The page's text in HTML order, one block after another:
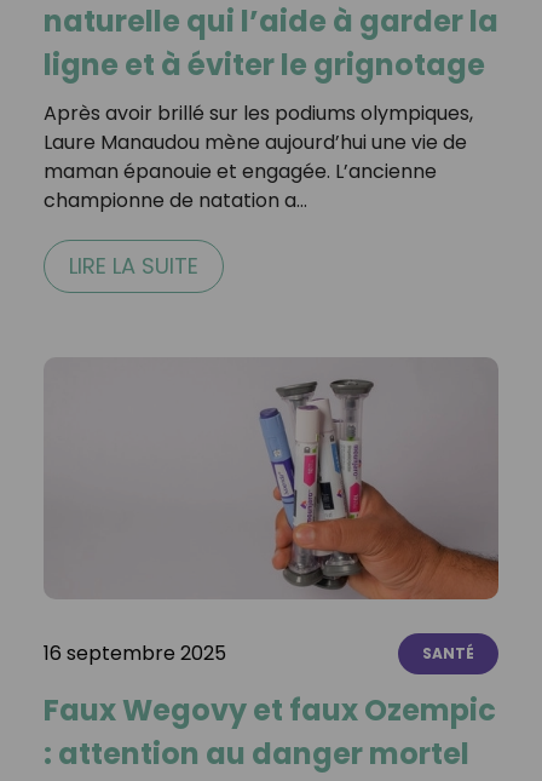
naturelle qui l’aide à garder la
ligne et à éviter le grignotage
Après avoir brillé sur les podiums olympiques,
Laure Manaudou mène aujourd’hui une vie de
maman épanouie et engagée. L’ancienne
championne de natation a…
LIRE LA SUITE
16 septembre 2025 SANTÉ
Faux Wegovy et faux Ozempic
: attention au danger mortel